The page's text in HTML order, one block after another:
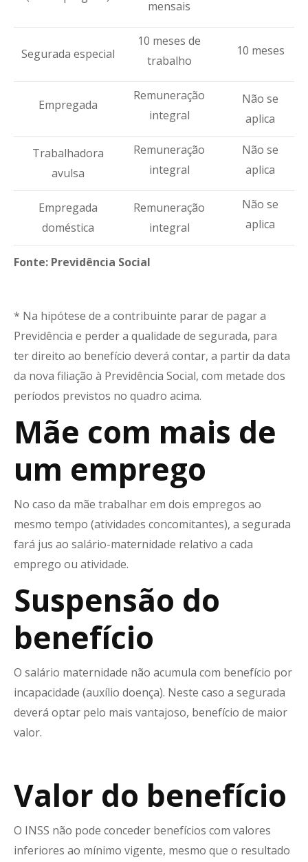
mensais
Segurada especial
10 meses de
trabalho
10 meses
Empregada
Remuneração
integral
Não se
aplica
Trabalhadora
avulsa
Remuneração
integral
Não se
aplica
Empregada
doméstica
Remuneração
integral
Não se
aplica
Fonte: Previdência Social
* Na hipótese de a contribuinte parar de pagar a
Previdência e perder a qualidade de segurada, para
ter direito ao benefício deverá contar, a partir da data
da nova filiação à Previdência Social, com metade dos
períodos previstos no quadro acima.
Mãe com mais de
um emprego
No caso da mãe trabalhar em dois empregos ao
mesmo tempo (atividades concomitantes), a segurada
fará jus ao salário-maternidade relativo a cada
emprego ou atividade.
Suspensão do
benefício
O salário maternidade não acumula com benefício por
incapacidade (auxílio doença). Neste caso a segurada
deverá optar pelo mais vantajoso, benefício de maior
valor.
Valor do benefício
O INSS não pode conceder benefícios com valores
inferiores ao mínimo vigente, mesmo que o resultado